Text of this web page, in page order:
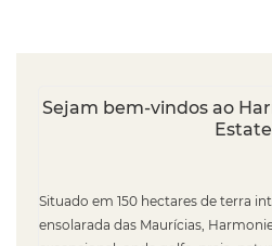
Sejam bem-vindos ao
Estate
Situado em 150 hectares de terra
ensolarada das Maurícias,